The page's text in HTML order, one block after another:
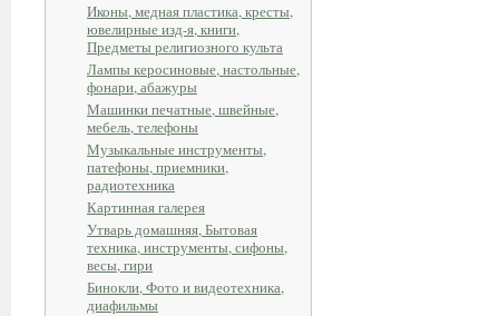
Иконы, медная пластика, кресты,
ювелирные изд-я, книги,
Предметы религиозного культа
Лампы керосиновые, настольные,
фонари, абажуры
Машинки печатные, швейные,
мебель, телефоны
Музыкальные инструменты,
патефоны, приемники,
радиотехника
Картинная галерея
Утварь домашняя, Бытовая
техника, инструменты, сифоны,
весы, гири
Бинокли, Фото и видеотехника,
диафильмы